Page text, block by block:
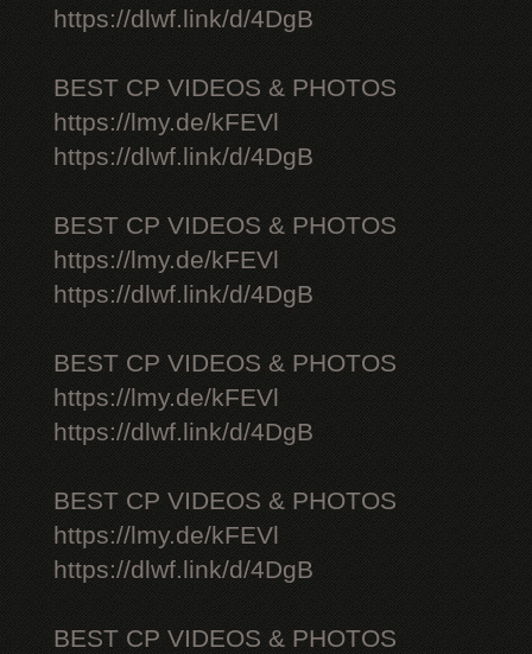
https://dlwf.link/d/4DgB
BEST CP VIDEOS & PHOTOS
https://lmy.de/kFEVl
https://dlwf.link/d/4DgB
BEST CP VIDEOS & PHOTOS
https://lmy.de/kFEVl
https://dlwf.link/d/4DgB
BEST CP VIDEOS & PHOTOS
https://lmy.de/kFEVl
https://dlwf.link/d/4DgB
BEST CP VIDEOS & PHOTOS
https://lmy.de/kFEVl
https://dlwf.link/d/4DgB
BEST CP VIDEOS & PHOTOS